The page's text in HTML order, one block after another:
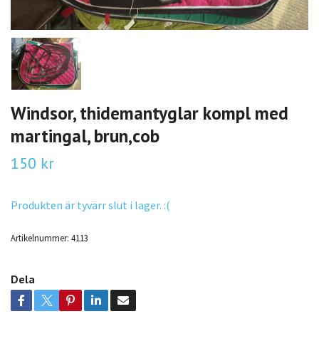
Windsor, thidemantyglar kompl med
martingal, brun,cob
150 kr
Produkten är tyvärr slut i lager. :(
Artikelnummer: 4113
Dela